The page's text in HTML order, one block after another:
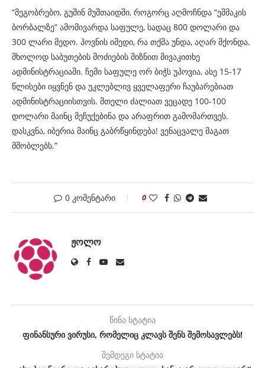
“მეგობრებო, გუშინ მუშთაიდში, როგორც აღმოჩნდა “ეშმაკის
ბორბალზე” ამომივარდა საფულე, სადაც 800 დოლარი და
300 ლარი მედო. პოვნის იმედი, რა თქმა უნდა, აღარ მქონდა.
მხოლოდ საბუთების მოძიების მიზნით მივაკითხე
ადმინისტრაციაში. ჩემი საფულე ორ ბიჭს უპოვია, ასე 15-17
წლისები იყვნენ და უკლებლივ ყველაფერი ჩაუბარებიათ
ადმინისტრაციისთვის. მთელი ძალიათ ვეცადე 100-100
დოლარი მაინც მეჩუქებინა და არაფრით გამომართვეს.
დასკვნა, იბერია მაინც გაბრწყინდება! ვენაცვალე მაგათ
მშობლებს.”
0 კომენტარი 0
ᲟᲝᲚᲝ
წინა სტატია
ფინანსური ვირუსი, რომელიც კლავს შენს შემოსავლებს!
შემდეგი სტატია